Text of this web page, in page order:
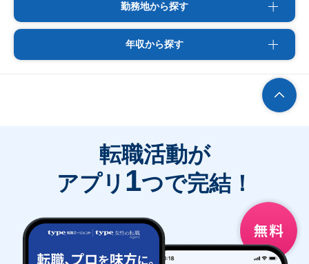
勤務地から探す
年収から探す
転職活動が
アプリ 1つで完結！